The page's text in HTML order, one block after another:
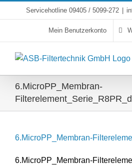
to
Servicehotline 09405 / 5099-272
Mein Benutzerkonto
6.MicroPP_Membran-
6.MicroPP_Membran-
6.MicroPP_Membran-